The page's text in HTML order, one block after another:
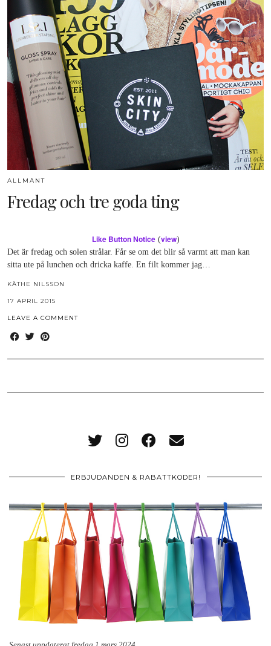
ALLMÄNT
Fredag och tre goda ting
Like Button Notice(view)
Det är fredag och solen strålar. Får se om det blir så varmt att man kan
sitta ute på lunchen och dricka kaffe. En filt kommer jag…
KÄTHE NILSSON
17 APRIL 2015
LEAVE A COMMENT
ERBJUDANDEN & RABATTKODER!